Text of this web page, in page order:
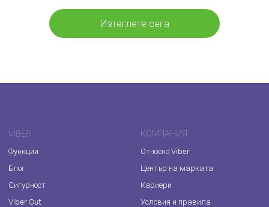
Изтеглете сега
VIBER
Функции
Блог
Сигурност
Viber Out
КОМПАНИЯ
Относно Viber
Център на марката
Кариери
Условия и правила